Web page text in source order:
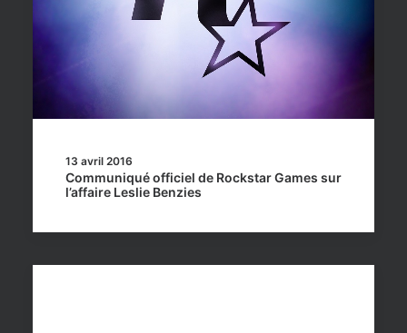
13 avril 2016
Communiqué officiel de Rockstar Games sur
l’affaire Leslie Benzies